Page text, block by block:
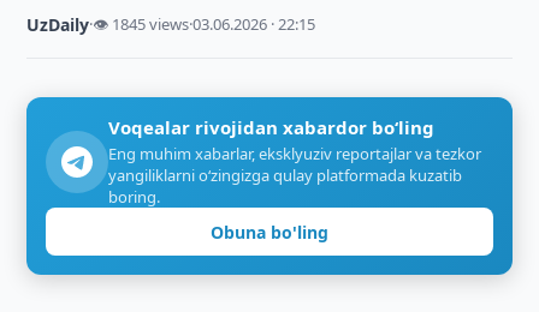
UzDaily·👁 1845 views·03.06.2026 · 22:15
Voqealar rivojidan xabardor bo‘ling
Eng muhim xabarlar, eksklyuziv reportajlar va tezkor
yangiliklarni o‘zingizga qulay platformada kuzatib
boring.
Obuna bo'ling